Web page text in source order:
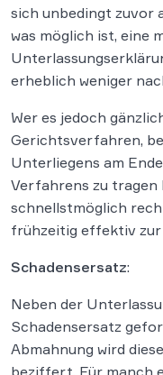
sich unbedingt zuvor
was möglich ist, eine
erheblich weniger
Wer es jedoch
Gerichtsverfahren,
Unterliegens am
Verfahrens zu tragen
schnellstmöglich
frühzeitig effektiv zur
Schadensersatz:
Neben der
Schadensersatz
Abmahnung wird
beziffert. Für manch